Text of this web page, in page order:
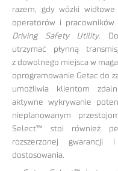
razem, gdy wózki
operatorów i pracowników
Driving Safety Utility.
utrzymać płynną
z dowolnego miejsca w
oprogramowanie Getac do
umożliwia klientom
aktywne wykrywanie
nieplanowanym
Select™ stoi również
rozszerzonej gwarancji
dostosowania.